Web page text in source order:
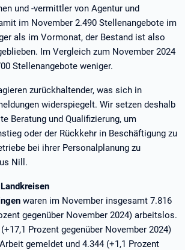
und -vermittler von Agentur und
im November 2.490 Stellenangebote im
als im Vormonat, der Bestand ist also
Im Vergleich zum November 2024
Stellenangebote weniger.
zurückhaltender, was sich in
widerspiegelt. Wir setzen deshalb
Beratung und Qualifizierung, um
oder der Rückkehr in Beschäftigung zu
bei ihrer Personalplanung zu
Nill.
waren im November insgesamt 7.816
gegenüber November 2024) arbeitslos.
Prozent gegenüber November 2024)
gemeldet und 4.344 (+1,1 Prozent